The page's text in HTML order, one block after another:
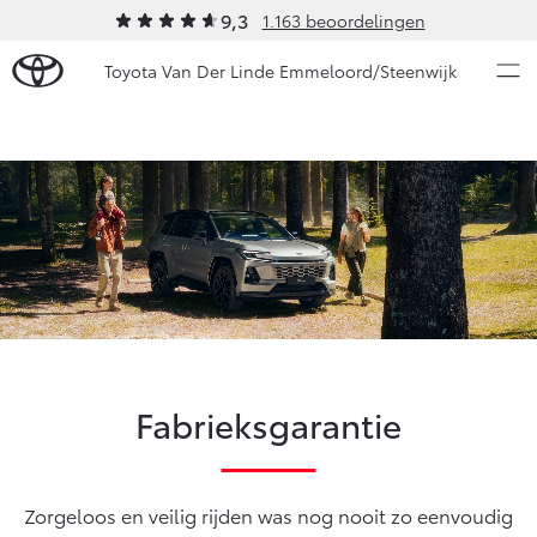
9,3 1.163 beoordelingen
Toyota Van Der Linde Emmeloord/Steenwijk
Ons bedrijf
Ons bedrijf
Onze medewerkers
Contact en Route
Modellen
Aygo X
HYBRIDE
Yaris
HYBRIDE
Occasions
Diensten
Fabrieksgarantie
Zorgeloos en veilig rijden was nog nooit zo eenvoudig